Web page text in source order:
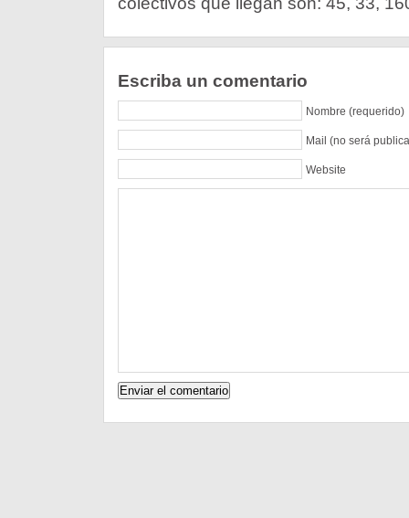
Escriba un comentario
Nombre (requerido)
Mail (no será
Website